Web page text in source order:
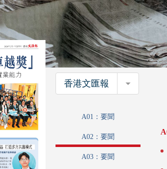
香港文匯報 香港文匯
A01：要聞
A02：要聞
A03：要聞